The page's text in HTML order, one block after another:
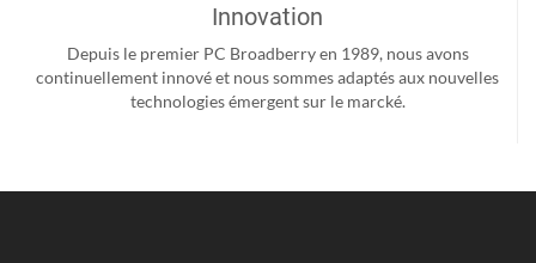
Innovation
Depuis le premier PC Broadberry en 1989, nous avons
continuellement innové et nous sommes adaptés aux nouvelles
technologies émergent sur le marcké.